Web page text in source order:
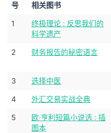
号
相关图书
1
终极理论 : 反思我们的
科学遗产
2 财务报告的秘密语言
3 选择中医
4
外汇交易实战全典
5
欧·亨利短篇小说选 : 插
图本